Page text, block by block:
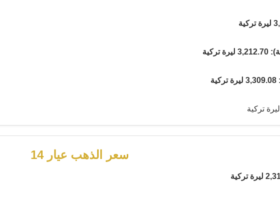
سعر الذهب عيار 14